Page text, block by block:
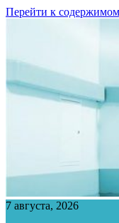
Перейти к
7 августа, 2026